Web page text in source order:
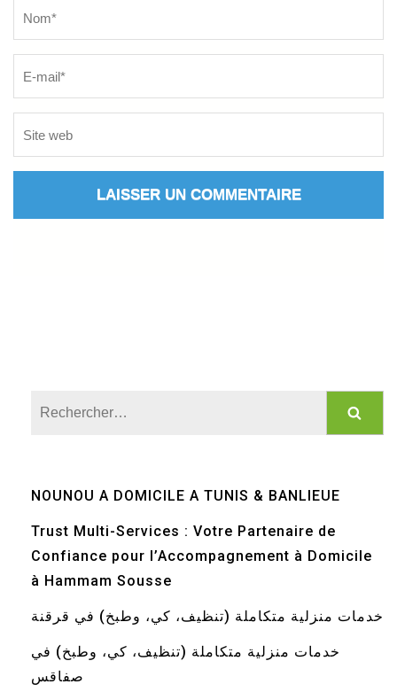
NOUNOU A DOMICILE A TUNIS & BANLIEUE
Trust Multi-Services : Votre Partenaire de
Confiance pour l’Accompagnement à Domicile
à Hammam Sousse
خدمات منزلية متكاملة (تنظيف، كي، وطبخ) في قرقنة
خدمات منزلية متكاملة (تنظيف، كي، وطبخ) في
صفاقس